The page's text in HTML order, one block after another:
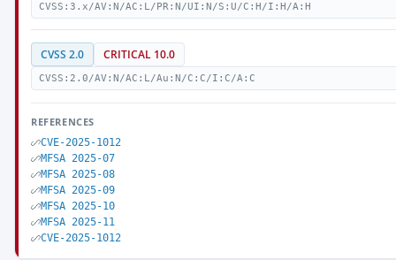
CVSS:3.x/AV:N/AC:L/PR:N/UI:N/S:U/C:H/I:H/A:H
CVSS 2.0 CRITICAL 10.0
CVSS:2.0/AV:N/AC:L/Au:N/C:C/I:C/A:C
REFERENCES
CVE-2025-1012
MFSA 2025-07
MFSA 2025-08
MFSA 2025-09
MFSA 2025-10
MFSA 2025-11
CVE-2025-1012